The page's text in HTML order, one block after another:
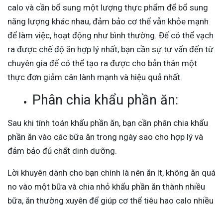
calo và cần bổ sung một lượng thực phẩm để bổ sung
năng lượng khác nhau, đảm bảo cơ thể vẫn khỏe mạnh
để làm việc, hoạt động như bình thường. Để có thể vạch
ra được chế độ ăn hợp lý nhất, bạn cần sự tư vấn đến từ
chuyên gia để có thể tạo ra được cho bản thân một
thực đơn giảm cân lành mạnh và hiệu quả nhất.
Phân chia khẩu phần ăn:
Sau khi tính toán khẩu phần ăn, bạn cần phân chia khẩu
phần ăn vào các bữa ăn trong ngày sao cho hợp lý và
đảm bảo đủ chất dinh dưỡng.
Lời khuyên dành cho bạn chính là nên ăn ít, không ăn quá
no vào một bữa và chia nhỏ khẩu phần ăn thành nhiều
bữa, ăn thường xuyên để giúp cơ thể tiêu hao calo nhiều